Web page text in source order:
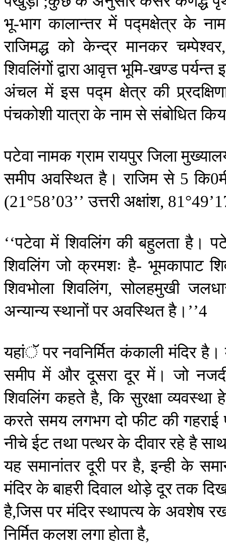
भू-भाग कालान्तर में पद्मक्षेत्र के नाम
राजिमद्ध को केन्द्र मानकर चम्पेश्वर
शिवलिंगोेंद्वाराआवृत्तभूमि-खण्डपर्यन्त
अंचल में इस पद्म क्षेत्र की
पंचकोशीयात्राकेनामसेसंबोधित
पटेवानामकग्रामरायपुरजिला
समीप अवस्थित है। राजिम से5कि0
(21°58’03’’उत्तरी अक्षांश, 81°
‘‘पटेवा में शिवलिंग की बहुलता है।
शिवलिंग जो क्रमशः है- भूमकापाट
शिवभोला शिवलिंग,सोलहमुखी
अन्यान्यस्थानोंपर अवस्थितहै। ’’4
यहांॅ पर नवनिर्मित कंकाली मंदिर है।
समीप में और दूसरा दूर में। जो
शिवलिंग कहते है,कि सुरक्षा व्यवस्था
करते समय लगभग दो फीट की गहराई
नीचेईटतथापत्थरकेदीवाररहेहै
यह समानांतर दूरी पर है,इन्ही के
मंदिरकेबाहरीदिवाल थोड़ेदूरतक
है,जिसपरमंदिरस्थापत्यके अवशेष
निर्मितकलशलगाहोताहै,